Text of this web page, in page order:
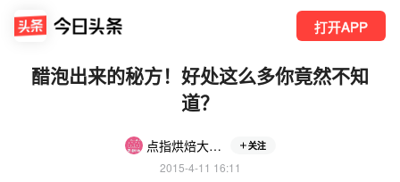
打开APP
醋泡出来的秘方！好处这么多你竟然不知
道？
点指烘焙大课堂 关注
2015-4-11 16:11